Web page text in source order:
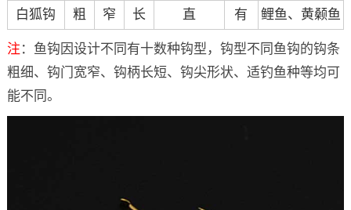
白狐钩
粗 窄 长 直 有 鲤鱼、黄颡鱼
注 ：鱼钩因设计不同有十数种钩型，钩型不同鱼钩的钩条
粗细、钩门宽窄、钩柄长短、钩尖形状、适钓鱼种等均可
能不同。